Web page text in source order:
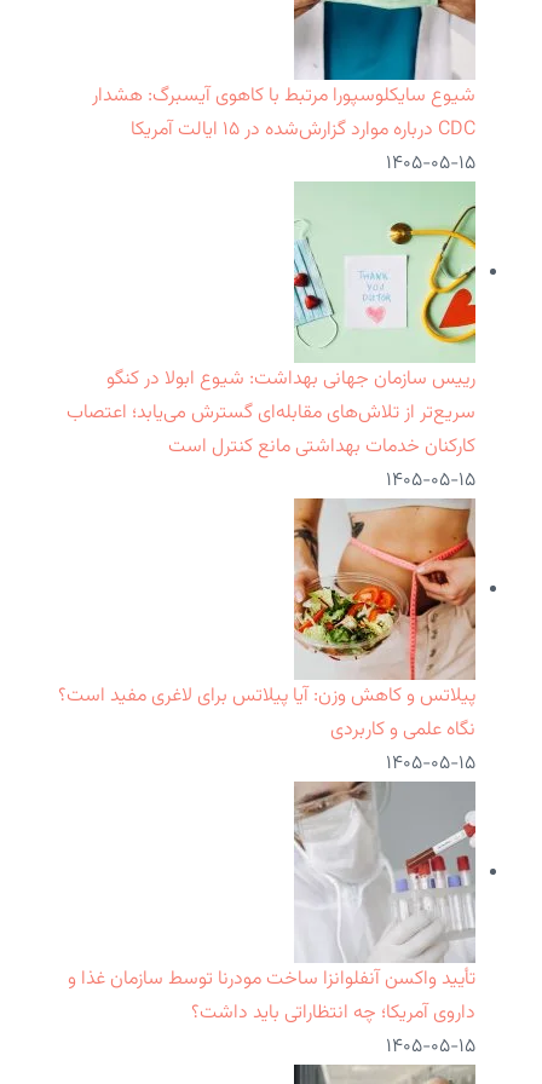
شیوع سایکلوسپورا مرتبط با کاهوی آیسبرگ: هشدار
CDC درباره موارد گزارش‌شده در ۱۵ ایالت آمریکا
۱۴۰۵-۰۵-۱۵
رییس سازمان جهانی بهداشت: شیوع ابولا در کنگو
سریع‌تر از تلاش‌های مقابله‌ای گسترش می‌یابد؛ اعتصاب
کارکنان خدمات بهداشتی مانع کنترل است
۱۴۰۵-۰۵-۱۵
پیلاتس و کاهش وزن: آیا پیلاتس برای لاغری مفید است؟
نگاه علمی و کاربردی
۱۴۰۵-۰۵-۱۵
تأیید واکسن آنفلوانزا ساخت مودرنا توسط سازمان غذا و
داروی آمریکا؛ چه انتظاراتی باید داشت؟
۱۴۰۵-۰۵-۱۵